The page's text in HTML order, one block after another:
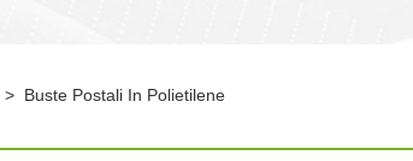
> Buste Postali In Polietilene